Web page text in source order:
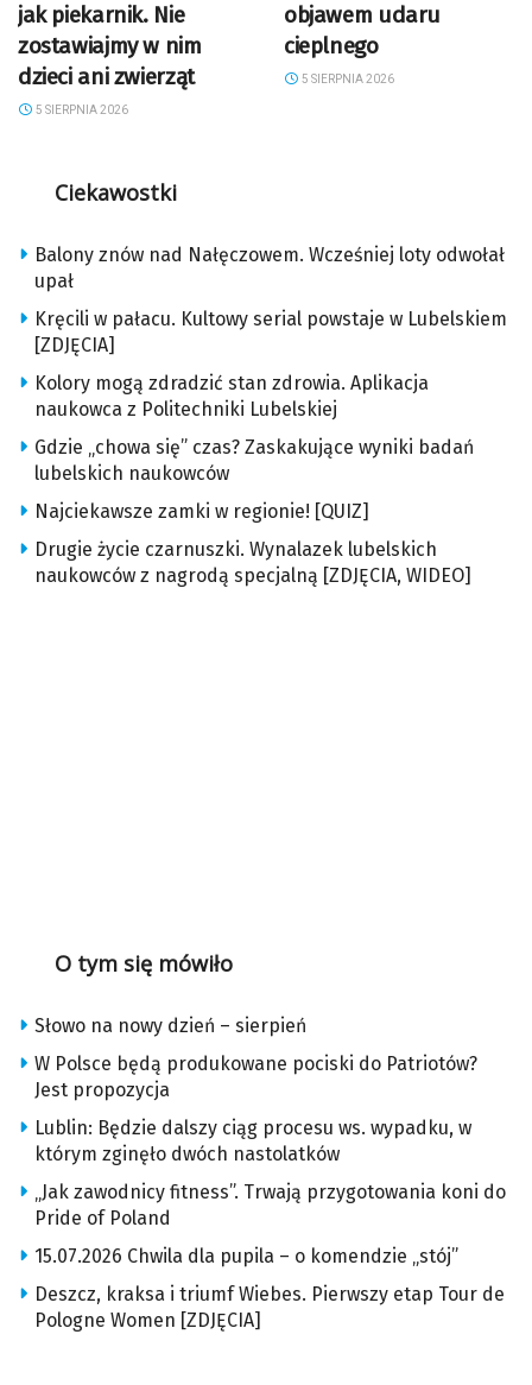
jak piekarnik. Nie
zostawiajmy w nim
dzieci ani zwierząt
5 SIERPNIA 2026
objawem udaru
cieplnego
5 SIERPNIA 2026
Ciekawostki
Balony znów nad Nałęczowem. Wcześniej loty odwołał
upał
Kręcili w pałacu. Kultowy serial powstaje w Lubelskiem
[ZDJĘCIA]
Kolory mogą zdradzić stan zdrowia. Aplikacja
naukowca z Politechniki Lubelskiej
Gdzie „chowa się” czas? Zaskakujące wyniki badań
lubelskich naukowców
Najciekawsze zamki w regionie! [QUIZ]
Drugie życie czarnuszki. Wynalazek lubelskich
naukowców z nagrodą specjalną [ZDJĘCIA, WIDEO]
O tym się mówiło
Słowo na nowy dzień – sierpień
W Polsce będą produkowane pociski do Patriotów?
Jest propozycja
Lublin: Będzie dalszy ciąg procesu ws. wypadku, w
którym zginęło dwóch nastolatków
„Jak zawodnicy fitness”. Trwają przygotowania koni do
Pride of Poland
15.07.2026 Chwila dla pupila – o komendzie „stój”
Deszcz, kraksa i triumf Wiebes. Pierwszy etap Tour de
Pologne Women [ZDJĘCIA]